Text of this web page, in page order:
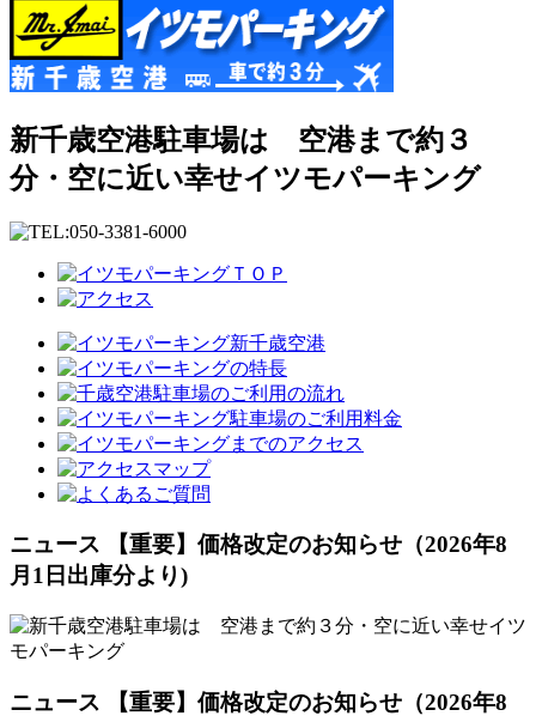
新千歳空港駐車場は 空港まで約３
分・空に近い幸せイツモパーキング
ニュース 【重要】価格改定のお知らせ（2026年8
月1日出庫分より)
ニュース 【重要】価格改定のお知らせ（2026年8